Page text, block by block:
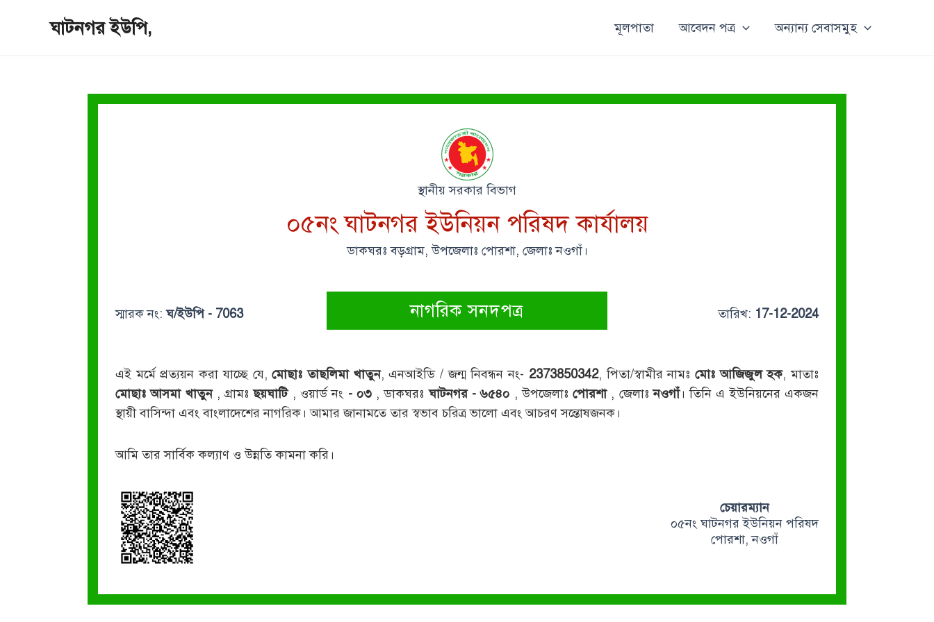
ঘাটনগর ইউপি, মূলপাতা আবেদন পত্র অন্যান্য সেবাসমুহ
স্থানীয় সরকার বিভাগ
০৫নং ঘাটনগর ইউনিয়ন পরিষদ কার্যালয়
ডাকঘরঃ বড়গ্রাম, উপজেলাঃ পোরশা, জেলাঃ নওগাঁ।
স্মারক নং:ঘ/ইউপি - 7063 নাগরিক সনদপত্র তারিখ: 17-12-2024
এই মর্মে প্রত্যয়ন করা যাচ্ছে যে,মোছাঃ তাছলিমা খাতুন, এনআইডি / জন্ম নিবন্ধন নং- 2373850342, পিতা/স্বামীর নামঃ মোঃ আজিজুল হক, মাতাঃ
মোছাঃ আসমা খাতুন , গ্রামঃছয়ঘাটি , ওয়ার্ড নং - ০৩ , ডাকঘরঃঘাটনগর - ৬৫৪০ , উপজেলাঃপোরশা , জেলাঃনওগাঁ। তিনি এ ইউনিয়নের একজন
স্থায়ী বাসিন্দা এবং বাংলাদেশের নাগরিক। আমার জানামতে তার স্বভাব চরিত্র ভালো এবং আচরণ সন্তোষজনক।
আমি তার সার্বিক কল্যাণ ও উন্নতি কামনা করি।
চেয়ারম্যান
০৫নং ঘাটনগর ইউনিয়ন পরিষদ
পোরশা, নওগাঁ